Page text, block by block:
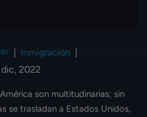
| Inmigración |
2022
son multitudinarias; sin
se trasladan a Estados Unidos,